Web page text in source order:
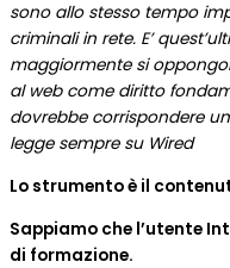
sono allo stesso tempo
criminali in rete. E’
maggiormente si
al web come diritto
dovrebbe corrispondere
legge sempre su Wired
Lo strumento è il
Sappiamo che l’utente
di formazione.